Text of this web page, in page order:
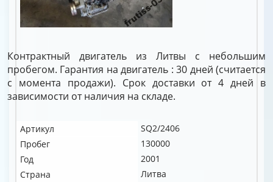
Контрактный двигатель из Литвы с небольшим
пробегом. Гарантия на двигатель : 30 дней (считается
с момента продажи). Срок доставки от 4 дней в
зависимости от наличия на складе.
Артикул
SQ2/2406
Пробег
130000
Год
2001
Страна
Литва